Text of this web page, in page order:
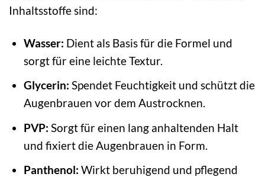
Inhaltsstoffe sind:
Wasser: Dient als Basis für die Formel und
sorgt für eine leichte Textur.
Glycerin: Spendet Feuchtigkeit und schützt die
Augenbrauen vor dem Austrocknen.
PVP: Sorgt für einen lang anhaltenden Halt
und fixiert die Augenbrauen in Form.
Panthenol: Wirkt beruhigend und pflegend